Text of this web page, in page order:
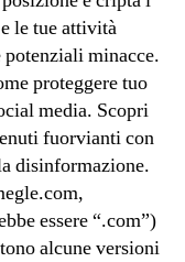
le tue attività
minacce.
proteggere tuo
media. Scopri
fuorvianti con
disinformazione.
essere “.com”)
alcune versioni